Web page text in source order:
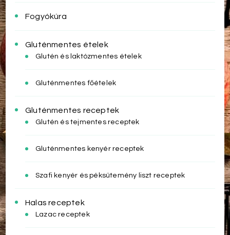
Fogyókúra
Gluténmentes ételek
Glutén és laktózmentes ételek
Gluténmentes főételek
Gluténmentes receptek
Glutén és tejmentes receptek
Gluténmentes kenyér receptek
Szafi kenyér és péksütemény liszt receptek
Halas receptek
Lazac receptek